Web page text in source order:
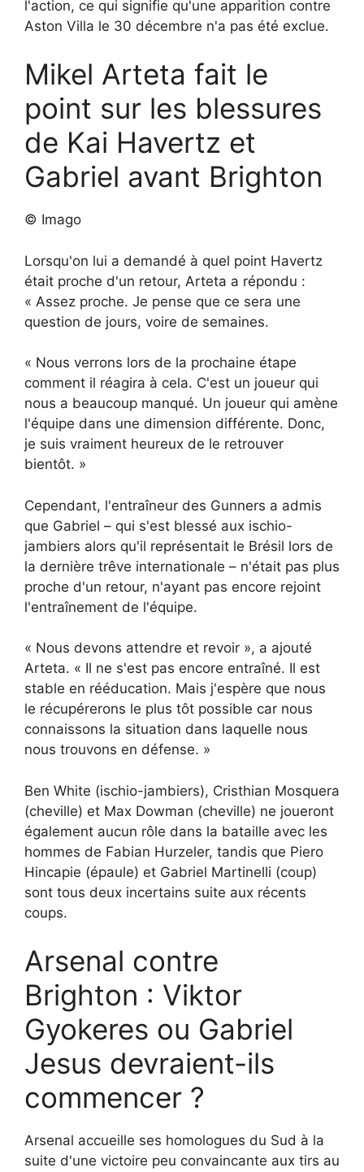
l'action, ce qui signifie qu'une apparition contre
Aston Villa le 30 décembre n'a pas été exclue.
Mikel Arteta fait le
point sur les blessures
de Kai Havertz et
Gabriel avant Brighton
© Imago
Lorsqu'on lui a demandé à quel point Havertz
était proche d'un retour, Arteta a répondu :
« Assez proche. Je pense que ce sera une
question de jours, voire de semaines.
« Nous verrons lors de la prochaine étape
comment il réagira à cela. C'est un joueur qui
nous a beaucoup manqué. Un joueur qui amène
l'équipe dans une dimension différente. Donc,
je suis vraiment heureux de le retrouver
bientôt. »
Cependant, l'entraîneur des Gunners a admis
que Gabriel – qui s'est blessé aux ischio-
jambiers alors qu'il représentait le Brésil lors de
la dernière trêve internationale – n'était pas plus
proche d'un retour, n'ayant pas encore rejoint
l'entraînement de l'équipe.
« Nous devons attendre et revoir », a ajouté
Arteta. « Il ne s'est pas encore entraîné. Il est
stable en rééducation. Mais j'espère que nous
le récupérerons le plus tôt possible car nous
connaissons la situation dans laquelle nous
nous trouvons en défense. »
Ben White (ischio-jambiers), Cristhian Mosquera
(cheville) et Max Dowman (cheville) ne joueront
également aucun rôle dans la bataille avec les
hommes de Fabian Hurzeler, tandis que Piero
Hincapie (épaule) et Gabriel Martinelli (coup)
sont tous deux incertains suite aux récents
coups.
Arsenal contre
Brighton : Viktor
Gyokeres ou Gabriel
Jesus devraient-ils
commencer ?
Arsenal accueille ses homologues du Sud à la
suite d'une victoire peu convaincante aux tirs au